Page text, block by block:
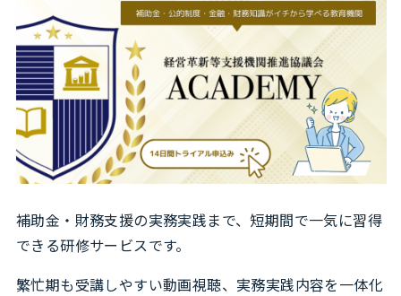
補助金・財務支援の実務実践まで、短期間で一気に習得
できる研修サービスです。
繁忙期も受講しやすい動画視聴、実務実践内容を一体化